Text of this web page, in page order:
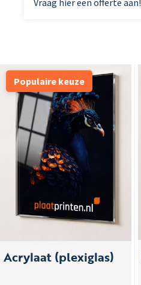
Vraag hier een offerte aan!
Populaire keuze
Acrylaat (plexiglas)